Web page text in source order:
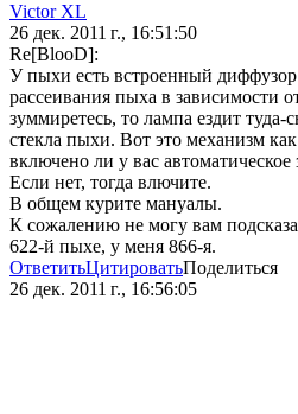
Victor XL
26 дек. 2011 г., 16:51:50
Re[BlooD]:
У пыхи есть встроенный
рассеивания пыха в зависимости
зуммиретесь, то лампа ездит
стекла пыхи. Вот это механизм
включено ли у вас
Если нет, тогда влючите.
В общем курите мануалы.
К сожалению не могу вам
622-й пыхе, у меня 866-я.
ОтветитьЦитироватьПоделиться
26 дек. 2011 г., 16:56:05